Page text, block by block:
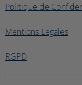
Politique de
Mentions Legales
RGPD